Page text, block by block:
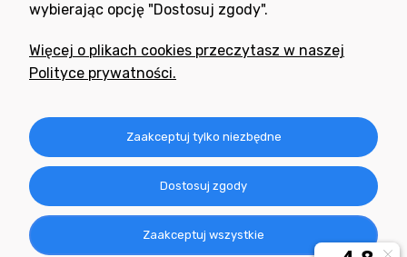
Potrzebujesz pomocy
+48 791 806 804
Informacje
Obsługa zamówień
O nas
wybierając opcję "Dostosuj zgody".
Więcej o plikach cookies przeczytasz w naszej
Polityce prywatności.
Zaakceptuj tylko niezbędne
Dostosuj zgody
Zaakceptuj wszystkie